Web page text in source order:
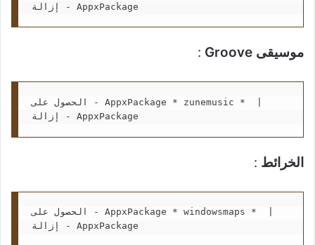
إزالة - AppxPackage
موسيقى Groove :
الحصول على - AppxPackage * zunemusic *  |
إزالة - AppxPackage
الخرائط :
الحصول على - AppxPackage * windowsmaps *  |
إزالة - AppxPackage